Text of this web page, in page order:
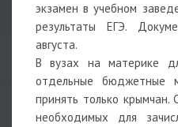
экзамен в учебном
результаты ЕГЭ.
августа.
В вузах на материке
отдельные бюджетные
принять только
необходимых для